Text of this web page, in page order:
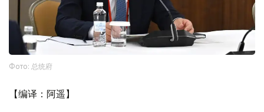
Фото: 总统府
【编译：阿遥】